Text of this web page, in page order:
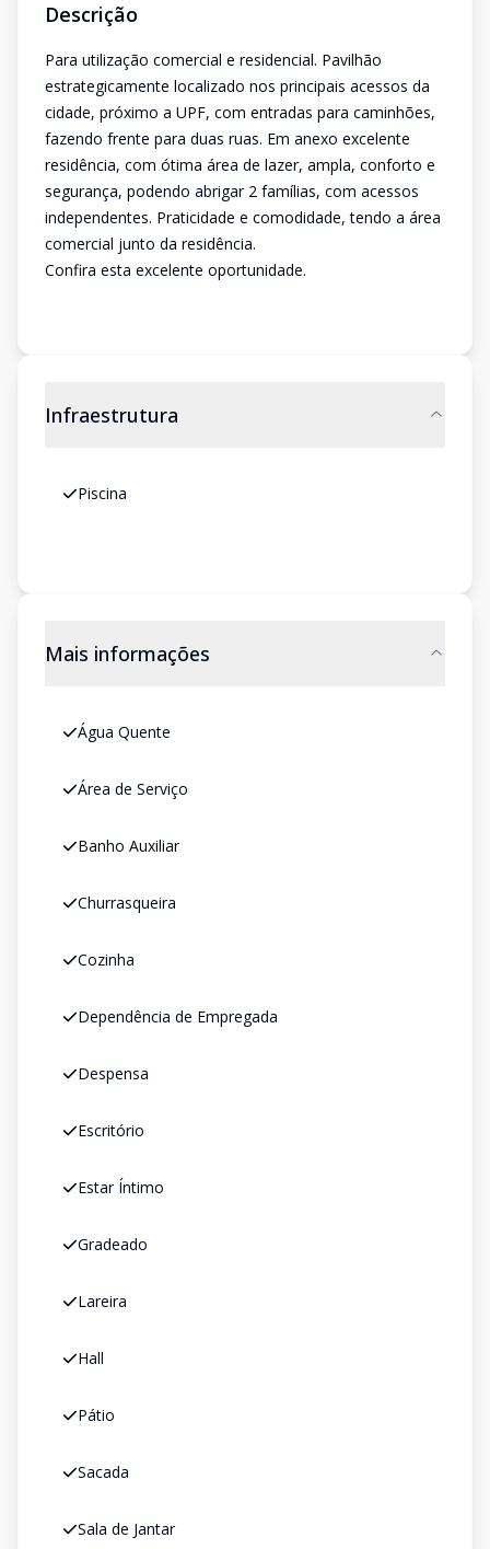
Descrição
Para utilização comercial e residencial. Pavilhão
estrategicamente localizado nos principais acessos da
cidade, próximo a UPF, com entradas para caminhões,
fazendo frente para duas ruas. Em anexo excelente
residência, com ótima área de lazer, ampla, conforto e
segurança, podendo abrigar 2 famílias, com acessos
independentes. Praticidade e comodidade, tendo a área
comercial junto da residência.
Confira esta excelente oportunidade.
Infraestrutura
Piscina
Mais informações
Água Quente
Área de Serviço
Banho Auxiliar
Churrasqueira
Cozinha
Dependência de Empregada
Despensa
Escritório
Estar Íntimo
Gradeado
Lareira
Hall
Pátio
Sacada
Sala de Jantar